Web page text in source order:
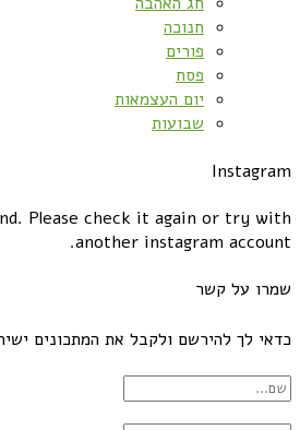
חנוכה
פורים
פסח
יום העצמאות
שבועות
Instagram
Please check it again or try with
another instagram account.
שמרו על קשר
כדאי לך להירשם ולקבל את המתכונים